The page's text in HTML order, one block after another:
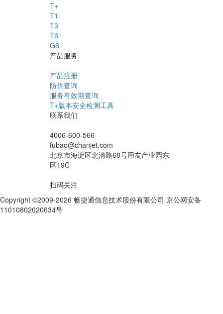
T+
T1
T3
T6
G6
产品服务
产品注册
防伪查询
服务有效期查询
T+版本安全检测工具
联系我们
4006-600-566
fubao@chanjet.com
北京市海淀区北清路68号用友产业园东
区19C
扫码关注
Copyright ©2009-2026 畅捷通信息技术股份有限公司 京公网安备
11010802020634号